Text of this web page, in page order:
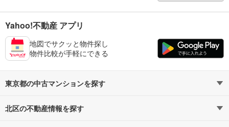
Yahoo!不動産 アプリ
地図でサクッと物件探し
物件比較が手軽にできる
東京都の中古マンションを探す
路線・駅から探す
北区の不動産情報を探す